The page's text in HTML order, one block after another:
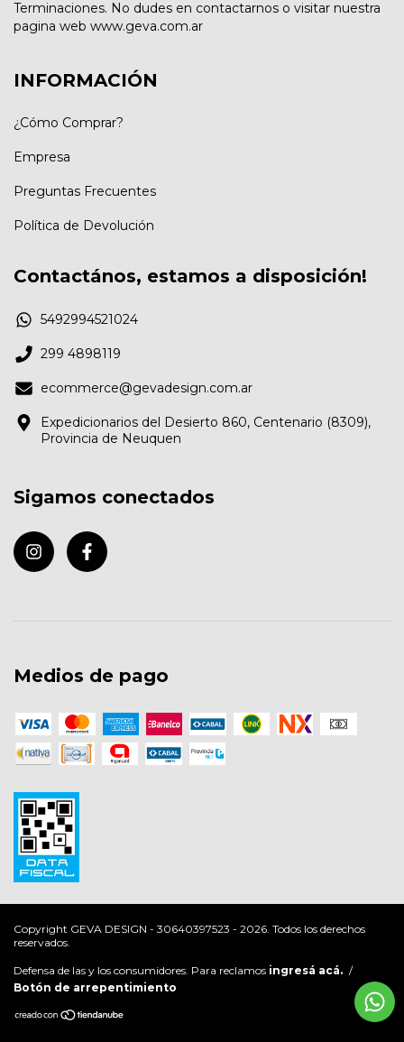
Terminaciones. No dudes en contactarnos o visitar nuestra
pagina web www.geva.com.ar
INFORMACIÓN
¿Cómo Comprar?
Empresa
Preguntas Frecuentes
Política de Devolución
Contactános, estamos a disposición!
5492994521024
299 4898119
ecommerce@gevadesign.com.ar
Expedicionarios del Desierto 860, Centenario (8309),
Provincia de Neuquen
Sigamos conectados
Medios de pago
Copyright GEVA DESIGN - 30640397523 - 2026. Todos los derechos
reservados.
Defensa de las y los consumidores. Para reclamos ingresá acá. /
Botón de arrepentimiento